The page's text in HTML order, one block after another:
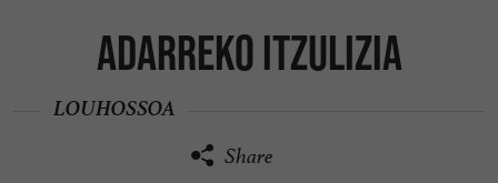
Adarreko Itzulizia
LOUHOSSOA
Share